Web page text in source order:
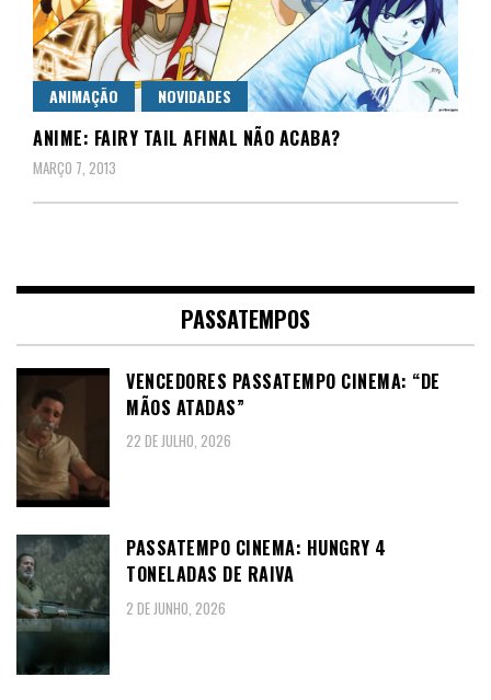
ANIMAÇÃO NOVIDADES
ANIME: FAIRY TAIL AFINAL NÃO ACABA?
MARÇO 7, 2013
PASSATEMPOS
VENCEDORES PASSATEMPO CINEMA: “DE
MÃOS ATADAS”
22 DE JULHO, 2026
PASSATEMPO CINEMA: HUNGRY 4
TONELADAS DE RAIVA
2 DE JUNHO, 2026